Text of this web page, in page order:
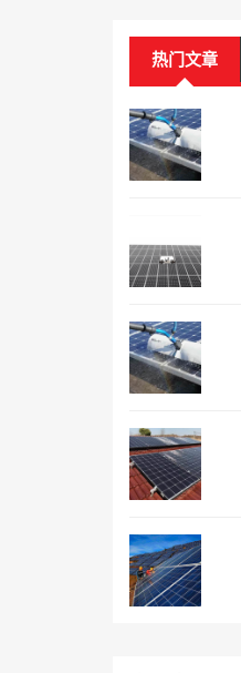
热门文章